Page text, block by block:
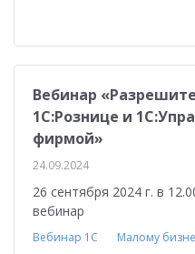
Вебинар
1С:Рознице и
фирмой»
24.09.2024
26 сентября 2024 г. в
вебинар
Вебинар 1С Малому